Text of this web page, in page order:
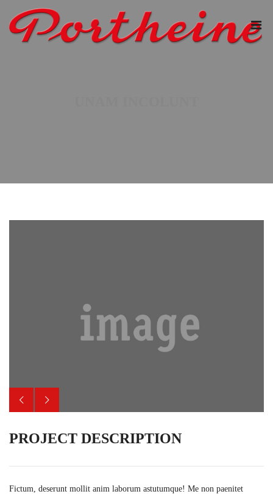
PROJECT DESCRIPTION
Fictum, deserunt mollit anim laborum astutumque! Me non paenitet